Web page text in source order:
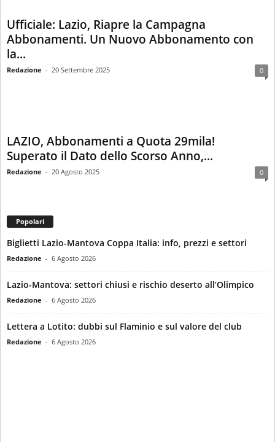
Ufficiale: Lazio, Riapre la Campagna
Abbonamenti. Un Nuovo Abbonamento con
la...
Redazione - 20 Settembre 2025 0
LAZIO, Abbonamenti a Quota 29mila!
Superato il Dato dello Scorso Anno,...
Redazione - 20 Agosto 2025 0
Popolari
Biglietti Lazio-Mantova Coppa Italia: info, prezzi e settori
Redazione - 6 Agosto 2026
Lazio-Mantova: settori chiusi e rischio deserto all’Olimpico
Redazione - 6 Agosto 2026
Lettera a Lotito: dubbi sul Flaminio e sul valore del club
Redazione - 6 Agosto 2026